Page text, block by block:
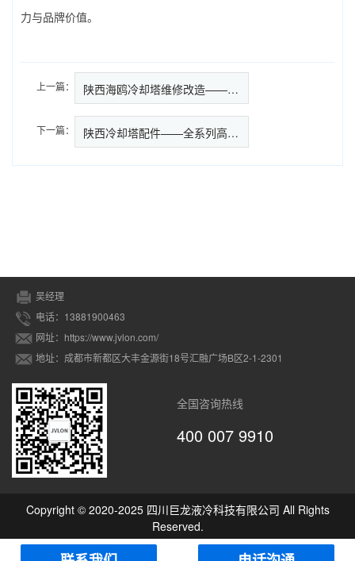
力与品牌价值。
上一篇： 陕西海鸥冷却塔维修改造——全生…
下一篇： 陕西冷却塔配件——全系列高效节
吴经理
电话：13881900463
网址：https://www.jvlon.com/
地址：成都市新都区大丰金源街18号汇融广场B区2-1-2301
全国咨询热线
400 007 9910
Copyright © 2020-2025 四川巨龙液冷科技有限公司 All Rights
Reserved.